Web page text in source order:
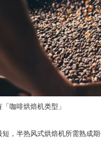
咖啡烘焙机类型」
，半热风式烘焙机所需熟成